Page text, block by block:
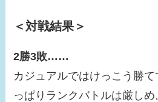
＜対戦結果＞
2勝3敗……
カジュアルではけっこう勝
っぱりランクバトルは厳し